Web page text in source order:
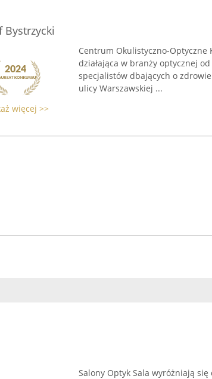
Bystrzycki
więcej >>
Centrum Okulistyczno-Optyczne
działająca w branży optycznej
specjalistów dbających o
ulicy Warszawskiej ...
Salony Optyk Sala wyróżniają